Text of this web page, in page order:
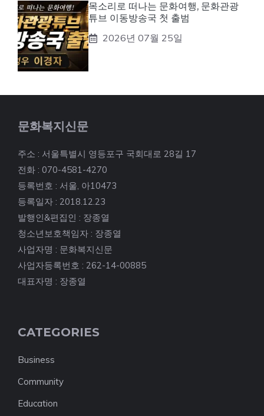
목소리로 떠나는 문화여행, 문화관광
튜브 이동방송국 첫 출범
2026년 07월 25일
문화복지신문
주소 : 서울특별시 영등포구 국회대로 28길 17
전화 : 070-4581-4270
등록번호 : 서울, 아10473
등록일자 : 2018.12.23
발행인&편집인 : 장종열
청소년보호책임자 : 장종열
사업자명 : 문화복지신문
사업자등록번호 : 262-14-00885
대표자명 : 장종열
CATEGORIES
Business
Community
Education